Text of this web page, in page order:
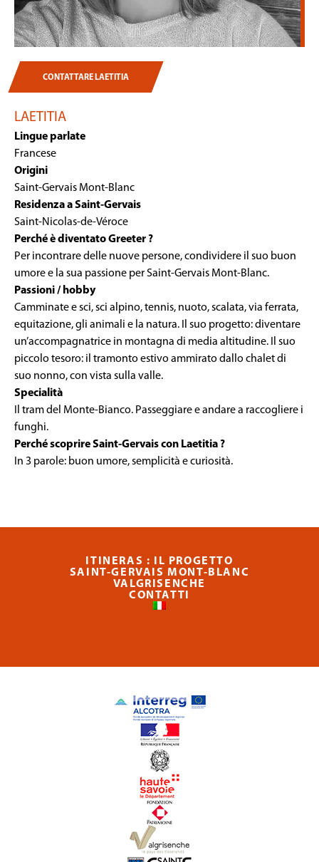
LAETITIA
Lingue parlate
Francese
Origini
Saint-Gervais Mont-Blanc
Residenza a Saint-Gervais
Saint-Nicolas-de-Véroce
Perché è diventato Greeter ?
Per incontrare delle nuove persone, condividere il suo buon
umore e la sua passione per Saint-Gervais Mont-Blanc.
Passioni / hobby
Camminate e sci, sci alpino, tennis, nuoto, scalata, via ferrata,
equitazione, gli animali e la natura. Il suo progetto: diventare
un’accompagnatrice in montagna di media altitudine. Il suo
piccolo tesoro: il tramonto estivo ammirato dallo chalet di
suo nonno, con vista sulla valle.
Specialità
Il tram del Monte-Bianco. Passeggiare e andare a raccogliere i
funghi.
Perché scoprire Saint-Gervais con Laetitia ?
In 3 parole: buon umore, semplicità e curiosità.
CONTATTARE LAETITIA
ITINERAS : IL PROGETTO
SAINT-GERVAIS MONT-BLANC
VALGRISENCHE
CONTATTI